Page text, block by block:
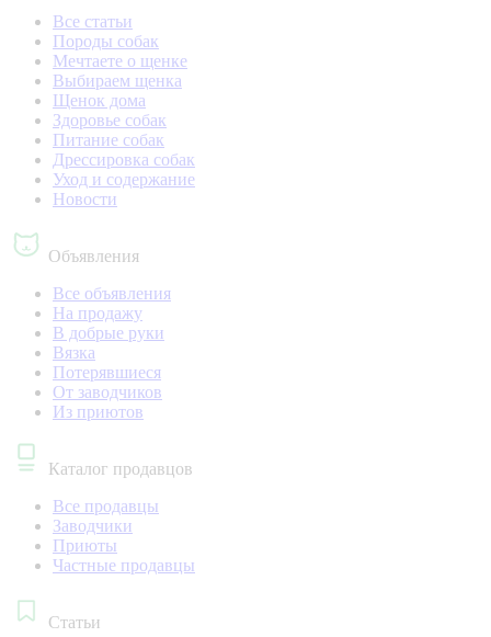
Все статьи
Породы собак
Мечтаете о щенке
Выбираем щенка
Щенок дома
Здоровье собак
Питание собак
Дрессировка собак
Уход и содержание
Новости
Объявления
Все объявления
На продажу
В добрые руки
Вязка
Потерявшиеся
От заводчиков
Из приютов
Каталог продавцов
Все продавцы
Заводчики
Приюты
Частные продавцы
Статьи